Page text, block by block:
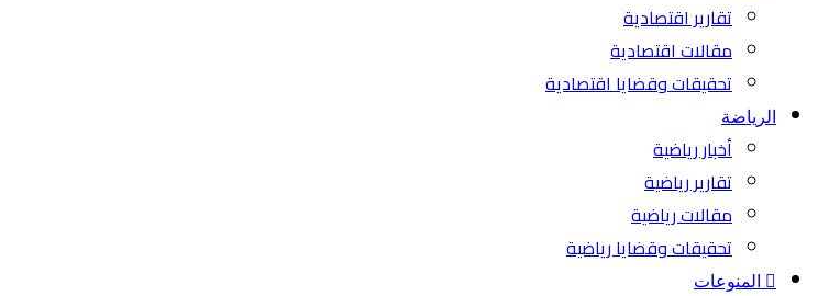
تقارير اقتصادية
مقالات اقتصادية
تحقيقات وقضايا اقتصادية
الرياضة
أخبار رياضية
تقارير رياضية
مقالات رياضية
تحقيقات وقضايا رياضية
المنوعات